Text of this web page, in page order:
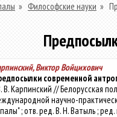
» Философские науки »
Виктор Войцихович
современной
В. Карпинский // Белорусская
научно-
; отв. ред. В. Н. Ватыль ;